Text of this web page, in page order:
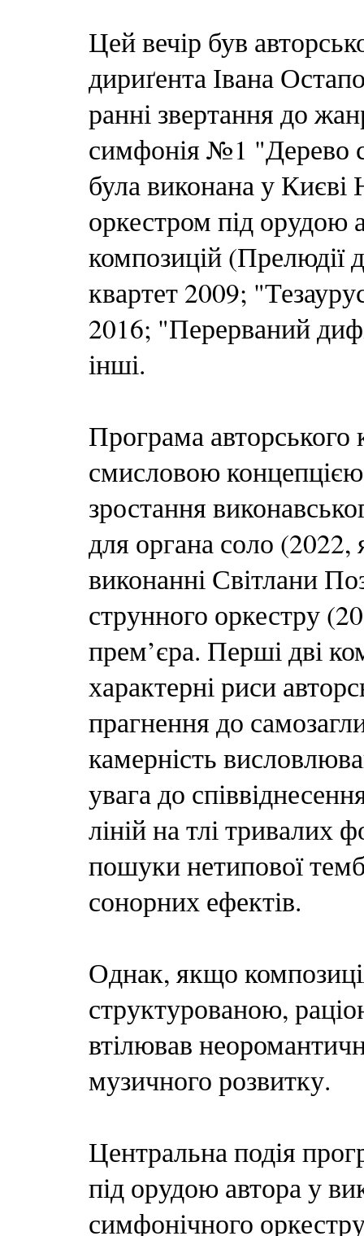
Цей вечір був
дириґента Івана
ранні звертання до
симфонія №1 "Дерево
була виконана у
оркестром під орудою
композицій (Прелюдії
квартет 2009;
2016; "Перерваний
інші.
Програма
смисловою
зростання
для органа соло
виконанні Світлани
струнного оркестру
прем’єра. Перші дві
характерні риси
прагнення до
камерність
увага до
ліній на тлі тривалих
пошуки нетипової
сонорних ефектів.
Однак, якщо
структурованою,
втілював
музичного розвитку.
Центральна подія
під орудою автора у
симфонічного